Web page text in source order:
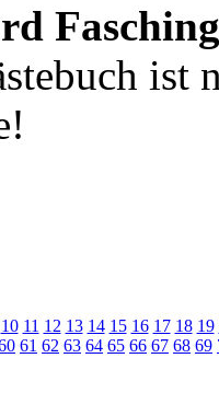
Fasching
ist
10 11 12 13 14 15 16 17 18 19
61 62 63 64 65 66 67 68 69